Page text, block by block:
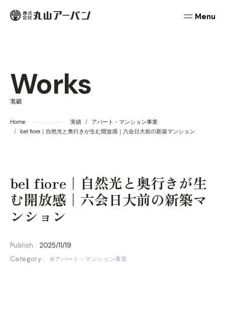
メニ
丸山アーバン
実績
Works
Home 実績
アパート・マンション事業
bel fiore｜自然光と奥行きが生む開放感｜六会日大前の新築マンション
bel fiore｜自然光と奥行きが生
む開放感｜六会日大前の新築マ
ンション
Publish : 2025/11/19
Category :
アパート・マンション事業